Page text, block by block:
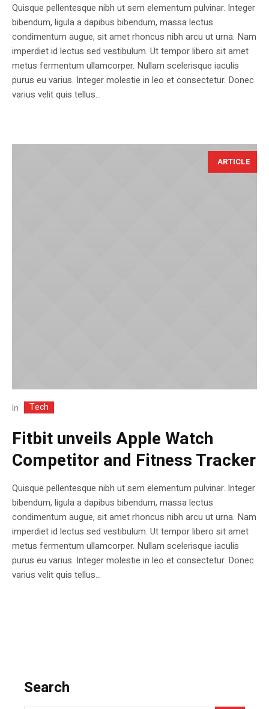
Quisque pellentesque nibh ut sem elementum pulvinar. Integer
bibendum, ligula a dapibus bibendum, massa lectus
condimentum augue, sit amet rhoncus nibh arcu ut urna. Nam
imperdiet id lectus sed vestibulum. Ut tempor libero sit amet
metus fermentum ullamcorper. Nullam scelerisque iaculis
purus eu varius. Integer molestie in leo et consectetur. Donec
varius velit quis tellus...
ARTICLE
In Tech
Fitbit unveils Apple Watch
Competitor and Fitness Tracker
Quisque pellentesque nibh ut sem elementum pulvinar. Integer
bibendum, ligula a dapibus bibendum, massa lectus
condimentum augue, sit amet rhoncus nibh arcu ut urna. Nam
imperdiet id lectus sed vestibulum. Ut tempor libero sit amet
metus fermentum ullamcorper. Nullam scelerisque iaculis
purus eu varius. Integer molestie in leo et consectetur. Donec
varius velit quis tellus...
Search